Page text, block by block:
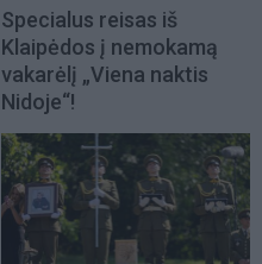
Specialus reisas iš
Klaipėdos į nemokamą
vakarėlį „Viena naktis
Nidoje“!